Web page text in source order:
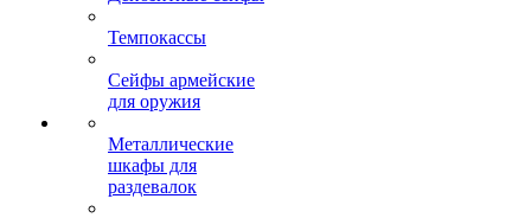
Темпокассы
Сейфы армейские
для оружия
Металлические
шкафы для
раздевалок